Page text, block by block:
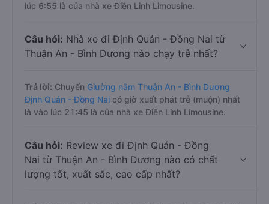
lúc 6:55 là của nhà xe Điền Linh Limousine.
Câu hỏi: Nhà xe đi Định Quán - Đồng Nai từ
Thuận An - Bình Dương nào chạy trễ nhất?
Trả lời: Chuyến Giường nằm Thuận An - Bình Dương
Định Quán - Đồng Nai có giờ xuất phát trễ (muộn) nhất
là vào lúc 21:45 là của nhà xe Điền Linh Limousine.
Câu hỏi: Review xe đi Định Quán - Đồng
Nai từ Thuận An - Bình Dương nào có chất
lượng tốt, xuất sắc, cao cấp nhất?